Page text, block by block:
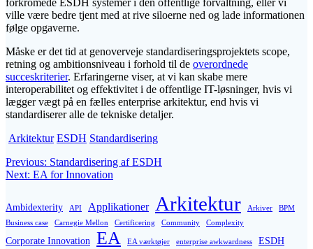
forkromede ESDH systemer i den offentlige forvaltning, eller vi
ville være bedre tjent med at rive siloerne ned og lade informationen
følge opgaverne.
Måske er det tid at genoverveje standardiseringsprojektets scope,
retning og ambitionsniveau i forhold til de overordnede
succeskriterier. Erfaringerne viser, at vi kan skabe mere
interoperabilitet og effektivitet i de offentlige IT-løsninger, hvis vi
lægger vægt på en fælles enterprise arkitektur, end hvis vi
standardiserer alle de tekniske detaljer.
Arkitektur ESDH Standardisering
Post
navigation
Previous: Previous
post:
Standardisering af ESDH
Next: Next
EA for Innovation
Ambidexterity API Applikationer Arkitektur Arkiver
BPM
Business case
Carnegie Mellon Certificering Community Complexity
Corporate Innovation EA EA værktøjer enterprise awkwardness ESDH